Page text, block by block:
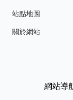
站點地圖
關於網站
網站導